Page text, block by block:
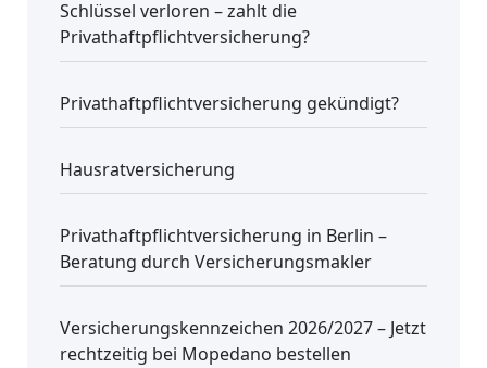
Schlüssel verloren – zahlt die
Privathaftpflichtversicherung?
Privathaftpflichtversicherung gekündigt?
Hausratversicherung
Privathaftpflichtversicherung in Berlin –
Beratung durch Versicherungsmakler
Versicherungskennzeichen 2026/2027 – Jetzt
rechtzeitig bei Mopedano bestellen